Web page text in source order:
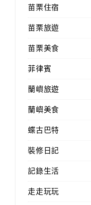
苗栗住宿
苗栗旅遊
苗栗美食
菲律賓
蘭嶼旅遊
蘭嶼美食
蝶古巴特
裝修日記
記錄生活
走走玩玩